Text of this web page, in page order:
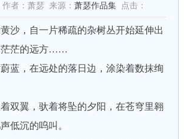
者：萧瑟 来源： 萧瑟作品集点击：
，自一片稀疏的杂树丛开始延伸出
茫茫的远方……
，在远处的落日边，涂染着数抹绚
翼，驮着将坠的夕阳，在苍穹里翱
低沉的呜叫。